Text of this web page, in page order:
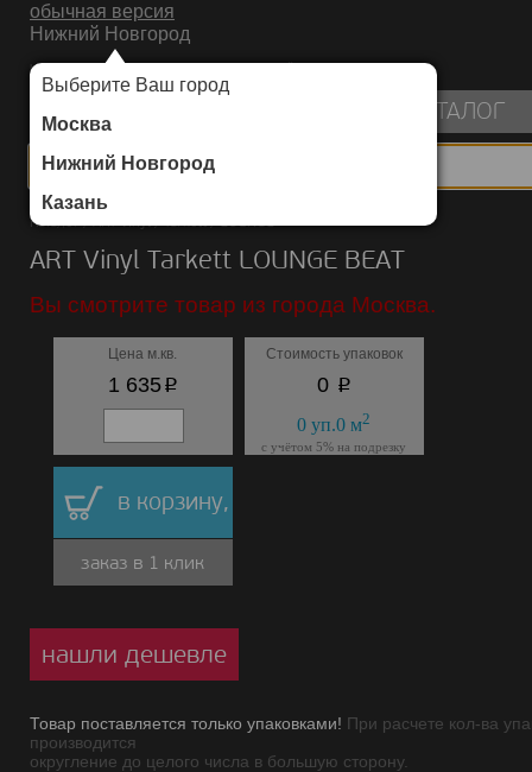
обычная версия
Нижний Новгород
Выберите Ваш город
Москва
Нижний Новгород
Казань
ИНТЕРНЕТ-МАГАЗИН НАПОЛЬНЫХ ПОКРЫТИЙ
КАТАЛОГ
Каталог/ART Vinyl/Tarkett/LOUNGE
ART Vinyl Tarkett LOUNGE BEAT
Вы смотрите товар из города Москва.
Цена м.кв.
1 635p
Стоимость упаковок
0 p
0 уп.0 м2
с учётом 5% на подрезку
в корзину,
заказ в 1 клик
нашли дешевле
Товар поставляется только упаковками! При расчете кол-ва
производится
округление до целого числа в большую сторону.